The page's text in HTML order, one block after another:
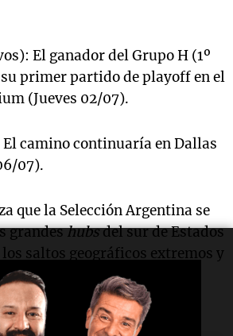
El ganador del Grupo H (1º
primer partido de playoff en el
(Jueves 02/07).
El camino continuaría en Dallas
07).
que la Selección Argentina se
grandeshubsdel sur de Estados
saltos geográficos extremos y
entre los tres países